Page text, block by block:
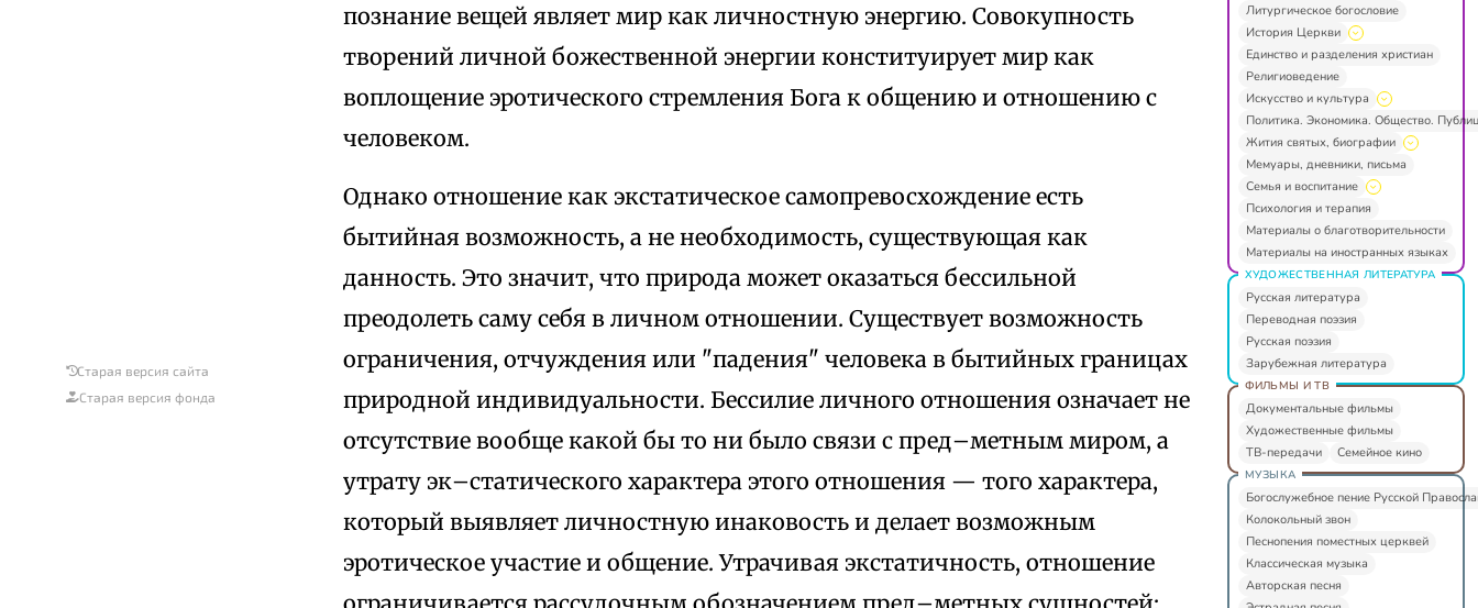
Старая версия сайта
Старая версия фонда
познание вещей являет мир как личностную энергию. Совокупность
творений личной божественной энергии конституирует мир как
воплощение эротического стремления Бога к общению и отношению с
человеком.
Однако отношение как экстатическое самопревосхождение есть
бытийная возможность, а не необходимость, существующая как
данность. Это значит, что природа может оказаться бессильной
преодолеть саму себя в личном отношении. Существует возможность
ограничения, отчуждения или "падения" человека в бытийных границах
природной индивидуальности. Бессилие личного отношения означает не
отсутствие вообще какой бы то ни было связи с пред–метным миром, а
утрату эк–статического характера этого отношения — того характера,
который выявляет личностную инаковость и делает возможным
эротическое участие и общение. Утрачивая экстатичность, отношение
Литургическое богословие
История Церкви
Единство и разделения христиан
Религиоведение
Искусство и культура
Политика. Экономика. Общество.
Жития святых, биографии
Мемуары, дневники, письма
Семья и воспитание
Психология и терапия
Материалы о благотворительности
Материалы на иностранных языках
ХУДОЖЕСТВЕННАЯ ЛИТЕРАТУРА
Русская литература
Переводная поэзия
Русская поэзия
Зарубежная литература
ФИЛЬМЫ И ТВ
Документальные фильмы
Художественные фильмы
ТВ-передачи
Семейное кино
МУЗЫКА
Богослужебное пение Русской
Колокольный звон
Песнопения поместных церквей
Классическая музыка
Авторская песня